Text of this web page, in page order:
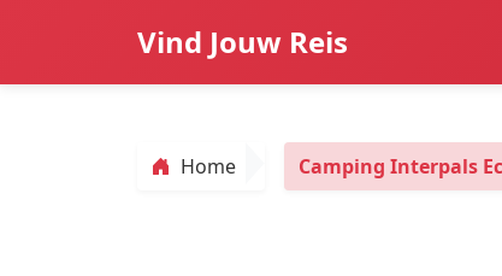
Vind Jouw Reis
Home Camping Interpals